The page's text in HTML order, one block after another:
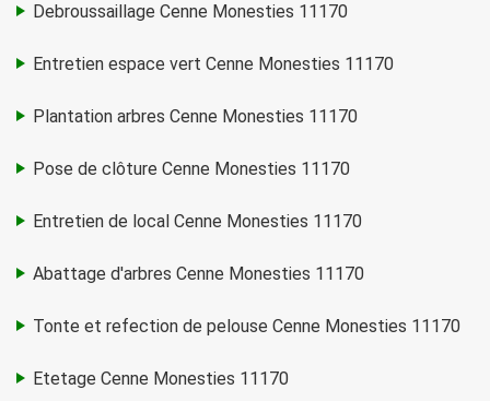
Debroussaillage Cenne Monesties 11170
Entretien espace vert Cenne Monesties 11170
Plantation arbres Cenne Monesties 11170
Pose de clôture Cenne Monesties 11170
Entretien de local Cenne Monesties 11170
Abattage d'arbres Cenne Monesties 11170
Tonte et refection de pelouse Cenne Monesties 11170
Etetage Cenne Monesties 11170